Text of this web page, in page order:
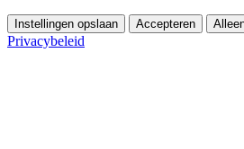
Instellingen opslaan Accepteren
Privacybeleid